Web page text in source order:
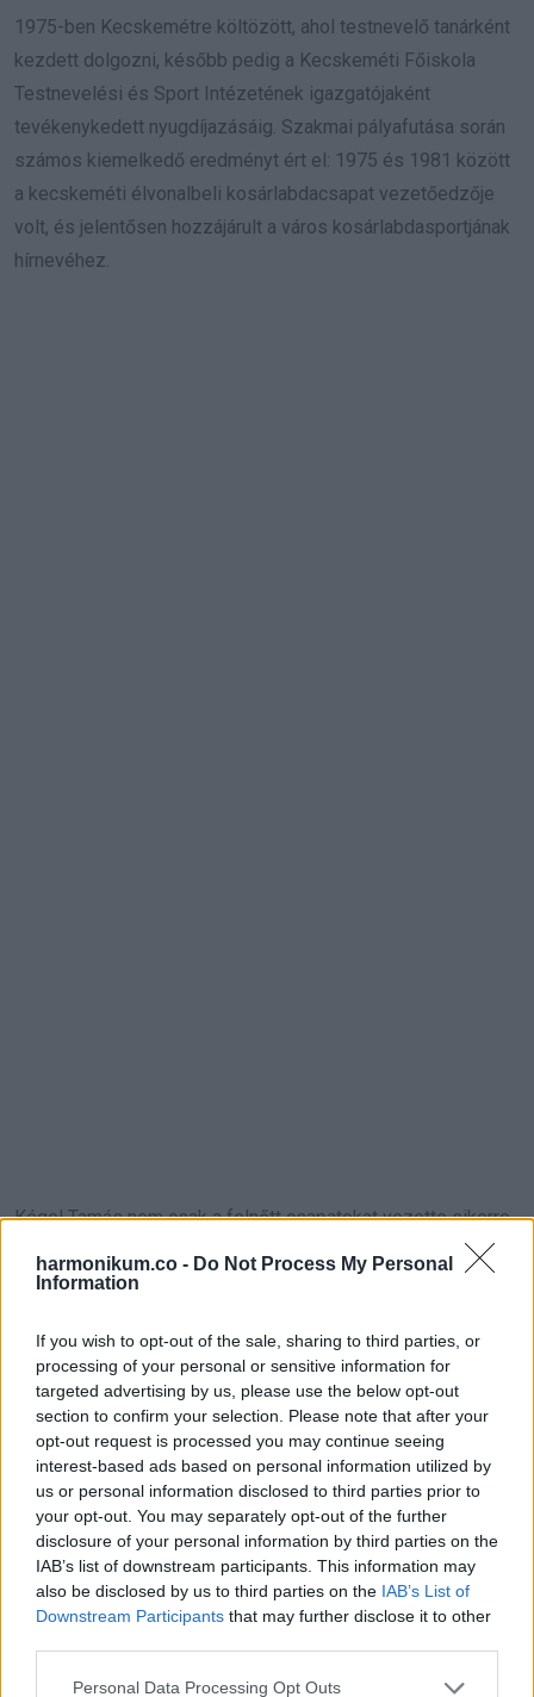
harmonikum.co - Do Not Process My Personal
Information
If you wish to opt-out of the sale, sharing to third parties, or
processing of your personal or sensitive information for
targeted advertising by us, please use the below opt-out
section to confirm your selection. Please note that after your
opt-out request is processed you may continue seeing
interest-based ads based on personal information utilized by
us or personal information disclosed to third parties prior to
your opt-out. You may separately opt-out of the further
disclosure of your personal information by third parties on the
IAB’s list of downstream participants. This information may
also be disclosed by us to third parties on the IAB’s List of
Downstream Participants that may further disclose it to other
Please note that this website/app uses one or more Google
Personal Data Processing Opt Outs
1975-ben Kecskemétre költözött, ahol testnevelő tanárként
kezdett dolgozni, később pedig a Kecskeméti Főiskola
Testnevelési és Sport Intézetének igazgatójaként
tevékenykedett nyugdíjazásáig. Szakmai pályafutása során
számos kiemelkedő eredményt ért el: 1975 és 1981 között
a kecskeméti élvonalbeli kosárlabdacsapat vezetőedzője
volt, és jelentősen hozzájárult a város kosárlabdasportjának
hírnevéhez.
Kégel Tamás nem csak a felnőtt csapatokat vezette sikerre,
hanem az utánpótlás-nevelésben is fontos szerepet
játszott. Minden Kecskeméten megrendezett mérkőzésen
fejlődését. A sport iránti elkötelezettsége és a fiatalok iránti
támogatása révén sokak számára vált példaképpé.
Távozása pótolhatatlan veszteség a kosárlabda világában,
emlékét a magyar kosárlabdasport és a Kecskemét város
közössége is őrizni fogja.
Oszd meg ezt a posztot: